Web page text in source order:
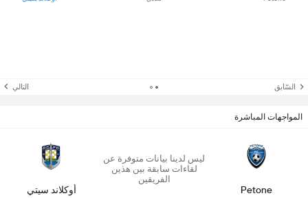
السّابق التالي
المواجهات المباشرة
Petone
ليس لدينا بيانات متوفرة عن
لقاءات سابقة بين هذين
الفريقين
أوكلاند سيتي